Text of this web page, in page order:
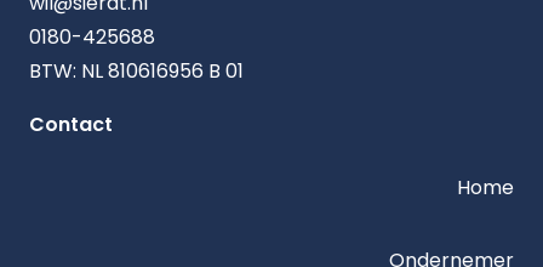
0180-425688
BTW: NL 810616956 B 01
Contact
Home
Ondernemer